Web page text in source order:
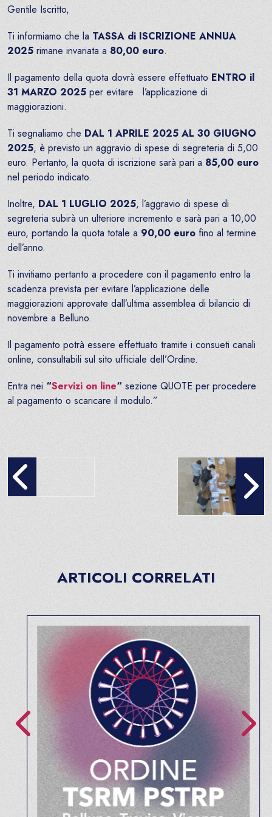
Gentile Iscritto,
Ti informiamo che la TASSA di ISCRIZIONE ANNUA
2025 rimane invariata a 80,00 euro.
Il pagamento della quota dovrà essere effettuato ENTRO il
31 MARZO 2025 per evitare l’applicazione di
maggiorazioni.
Ti segnaliamo che DAL 1 APRILE 2025 AL 30 GIUGNO
2025, è previsto un aggravio di spese di segreteria di 5,00
euro. Pertanto, la quota di iscrizione sarà pari a 85,00 euro
nel periodo indicato.
Inoltre, DAL 1 LUGLIO 2025, l’aggravio di spese di
segreteria subirà un ulteriore incremento e sarà pari a 10,00
euro, portando la quota totale a 90,00 euro fino al termine
dell’anno.
Ti invitiamo pertanto a procedere con il pagamento entro la
scadenza prevista per evitare l’applicazione delle
maggiorazioni approvate dall’ultima assemblea di bilancio di
novembre a Belluno.
Il pagamento potrà essere effettuato tramite i consueti canali
online, consultabili sul sito ufficiale dell’Ordine.
Entra nei “Servizi on line“ sezione QUOTE per procedere
al pagamento o scaricare il modulo.”
CORSO FAD GRATUITO (50 crediti ecm) – “LA PRATICA
La partecipazione
ARTICOLI CORRELATI